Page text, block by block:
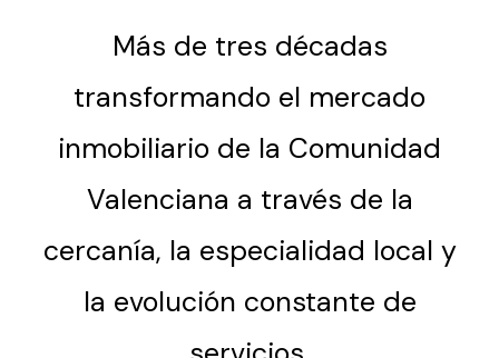
Más de tres décadas
transformando el mercado
inmobiliario de la Comunidad
Valenciana a través de la
cercanía, la especialidad local y
la evolución constante de